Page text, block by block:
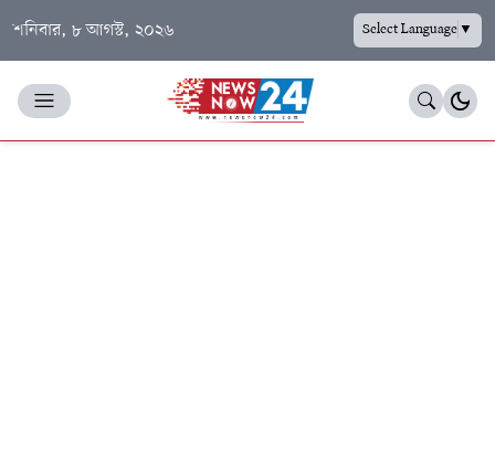
শনিবার, ৮ আগস্ট, ২০২৬ Select Language▼